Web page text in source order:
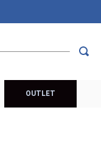
OUTLET